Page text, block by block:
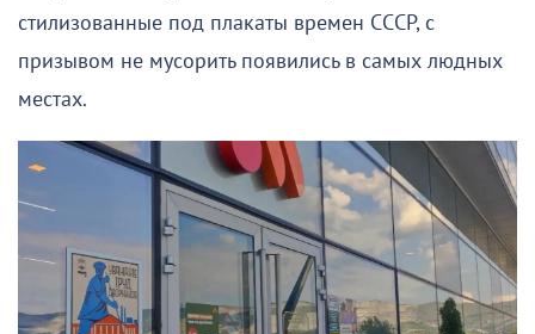
стилизованные под плакаты времен СССР, с
призывом не мусорить появились в самых людных
местах.